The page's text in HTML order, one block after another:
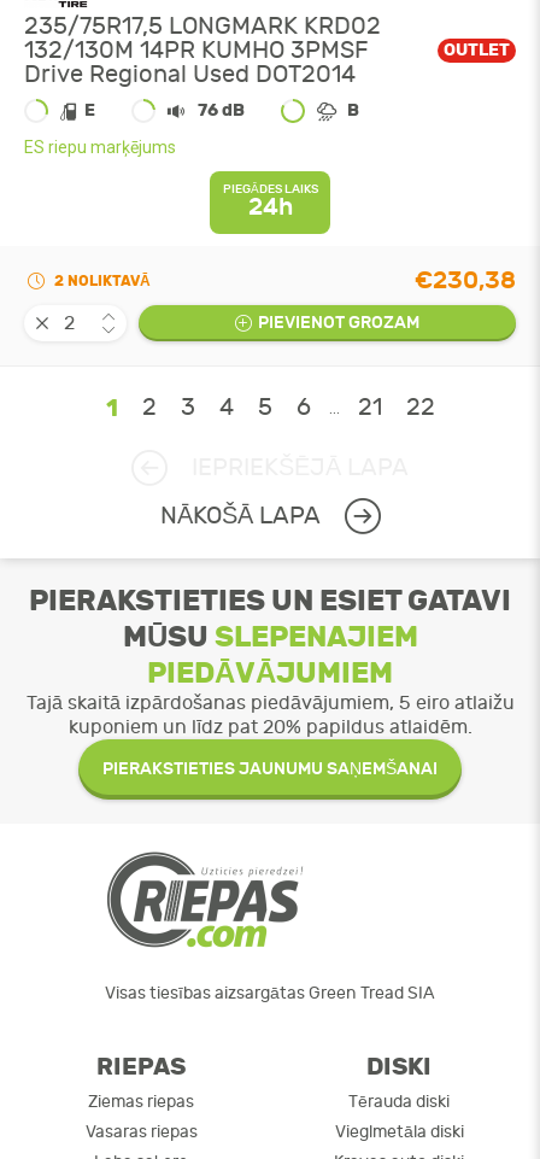
235/75R17,5 LONGMARK KRD02
132/130M 14PR KUMHO 3PMSF
Drive Regional Used DOT2014
OUTLET
E 76 dB B
ES riepu marķējums
PIEGĀDES LAIKS
24h
2 NOLIKTAVĀ €230,38
PIEVIENOT GROZAM
1 2 3 4 5 6 21 22
NĀKOŠĀ LAPA
PIERAKSTIETIES UN ESIET GATAVI
MŪSU SLEPENAJIEM
PIEDĀVĀJUMIEM
Tajā skaitā izpārdošanas piedāvājumiem, 5 eiro atlaižu
kuponiem un līdz pat 20% papildus atlaidēm.
PIERAKSTIETIES JAUNUMU SAŅEMŠANAI
Visas tiesības aizsargātas Green Tread SIA
RIEPAS
Ziemas riepas
Vasaras riepas
DISKI
Tērauda diski
Vieglmetāla diski